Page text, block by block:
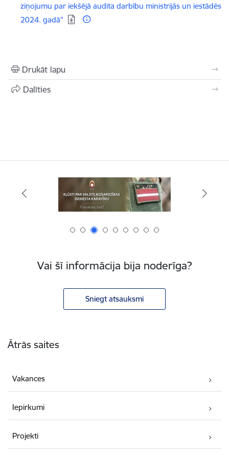
ziņojumu par iekšējā audita darbību ministrijās un iestādēs
2024. gadā"
Drukāt lapu
Dalīties
Vai šī informācija bija noderīga?
Sniegt atsauksmi
Ātrās saites
Vakances
Iepirkumi
Projekti